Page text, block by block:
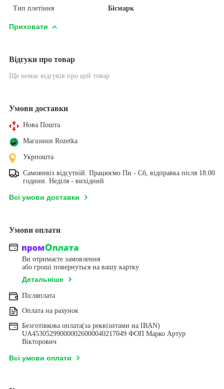
Тип плетіння
Бісмарк
Приховати
Відгуки про товар
Ще немає відгуків про цей товар
Умови доставки
Нова Пошта
Магазини Rozetka
Укрпошта
Самовивіз відсутній. Працюємо Пн - Сб, відправка після 18:00
години. Неділя - вихідний
Всі умови доставки
Умови оплати
Ви отримаєте замовлення
або гроші повернуться на вашу картку
Детальніше
Післяплата
Оплата на рахунок
Безготівкова оплата(за реквізитами на IBAN)
UA453052990000026000040217049 ФОП Марко Артур
Вікторович
Всі умови оплати